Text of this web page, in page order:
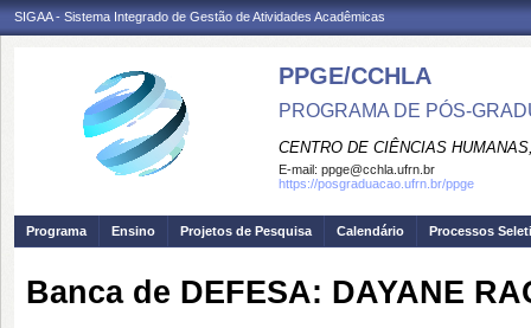
SIGAA - Sistema Integrado de Gestão de Atividades Acadêmicas
PPGE/CCHLA
PROGRAMA DE PÓS-
CENTRO DE CIÊNCIAS
E-mail: ppge@cchla.ufrn.br
https://posgraduacao.ufrn.br/ppge
Programa Ensino Projetos de Pesquisa Calendário Processos
Banca de DEFESA: DAYANE